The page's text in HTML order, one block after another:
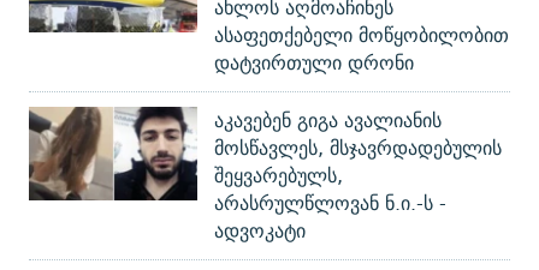
ახლოს აღმოაჩინეს
ასაფეთქებელი მოწყობილობით
დატვირთული დრონი
აკავებენ გიგა ავალიანის
მოსწავლეს, მსჯავრდადებულის
შეყვარებულს,
არასრულწლოვან ნ.ი.-ს -
ადვოკატი